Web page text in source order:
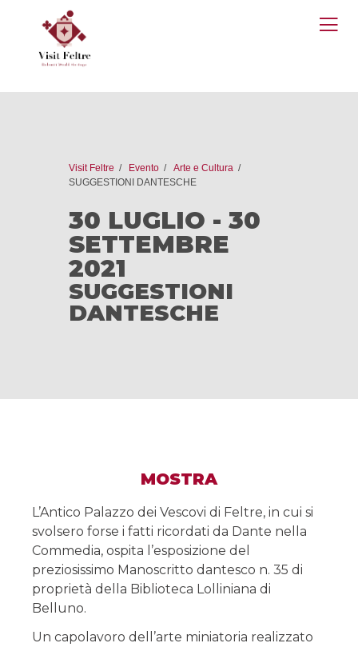
Visit Feltre Evento
Arte e Cultura
SUGGESTIONI DANTESCHE
30 LUGLIO - 30
SETTEMBRE
2021
SUGGESTIONI
DANTESCHE
MOSTRA
L’Antico Palazzo dei Vescovi di Feltre, in cui si
svolsero forse i fatti ricordati da Dante nella
Commedia, ospita l’esposizione del
preziosissimo Manoscritto dantesco n. 35 di
proprietà della Biblioteca Lolliniana di
Belluno.
Un capolavoro dell’arte miniatoria realizzato